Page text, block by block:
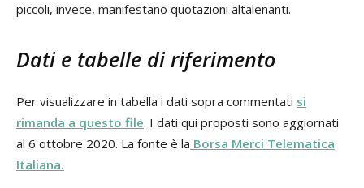
piccoli, invece, manifestano quotazioni altalenanti.
Dati e tabelle di riferimento
Per visualizzare in tabella i dati sopra commentati si
rimanda a questo file. I dati qui proposti sono aggiornati
al 6 ottobre 2020. La fonte è la Borsa Merci Telematica
Italiana.